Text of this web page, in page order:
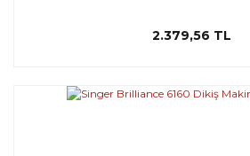
2.379,56 TL